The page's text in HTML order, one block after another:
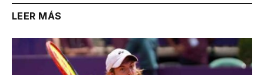
LEER MÁS